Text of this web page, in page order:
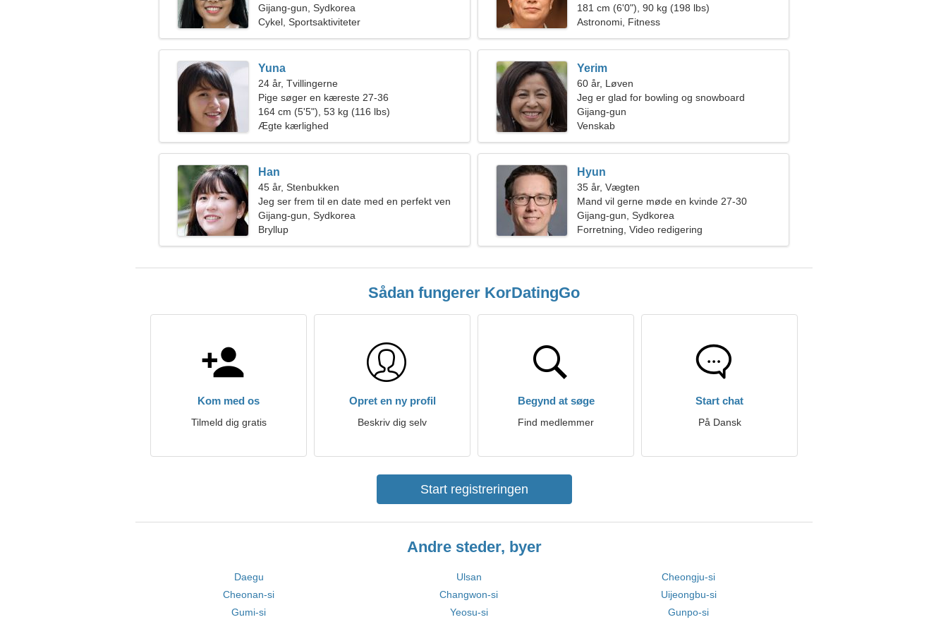
Gijang-gun, Sydkorea
Cykel, Sportsaktiviteter
181 cm (6'0"), 90 kg (198 lbs)
Astronomi, Fitness
Yuna
24 år, Tvillingerne
Pige søger en kæreste 27-36
164 cm (5'5"), 53 kg (116 lbs)
Ægte kærlighed
Yerim
60 år, Løven
Jeg er glad for bowling og snowboard
Gijang-gun
Venskab
Han
45 år, Stenbukken
Jeg ser frem til en date med en perfekt ven
Gijang-gun, Sydkorea
Bryllup
Hyun
35 år, Vægten
Mand vil gerne møde en kvinde 27-30
Gijang-gun, Sydkorea
Forretning, Video redigering
Sådan fungerer KorDatingGo
Kom med os
Tilmeld dig gratis
Opret en ny profil
Beskriv dig selv
Begynd at søge
Find medlemmer
Start chat
På Dansk
Start registreringen
Andre steder, byer
Daegu Ulsan
Cheongju-si
Cheonan-si
Changwon-si
Uijeongbu-si
Gumi-si
Yeosu-si Gunpo-si